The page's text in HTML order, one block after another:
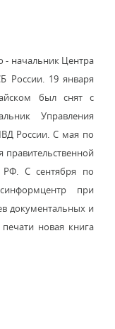
- начальник Центра
России. 19 января
был снят с
Управления
России. С мая по
правительственной
РФ. С сентября по
при
документальных и
новая книга